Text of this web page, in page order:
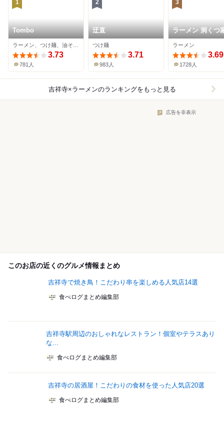
1
Tombo
3.73
781人
2
迂直
つけ麺
3.71
983人
3
ラーメン 洞くつ
ラーメン
3.69
1728人
吉祥寺×ラーメンのランキングをもっと見る
広告を非表示
このお店の近くのグルメ情報まとめ
吉祥寺で焼き鳥！こだわり串を楽しめる人気店14選
食べログまとめ編集部
吉祥寺駅周辺のおしゃれなレストラン！個室やテラスあり
な...
食べログまとめ編集部
吉祥寺の居酒屋！こだわりの食材を使った人気店20選
食べログまとめ編集部